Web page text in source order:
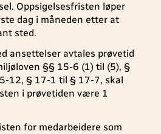
Oppsigelsesfristen løper
dag i måneden etter at
sted.
ansettelser avtales prøvetid
§§ 15-6 (1) til (5), §
12, § 17-1 til § 17-7, skal
i prøvetiden være 1
for medarbeidere som